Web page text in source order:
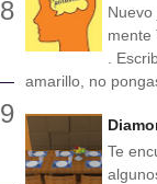
mente
.
amarillo, no
Te